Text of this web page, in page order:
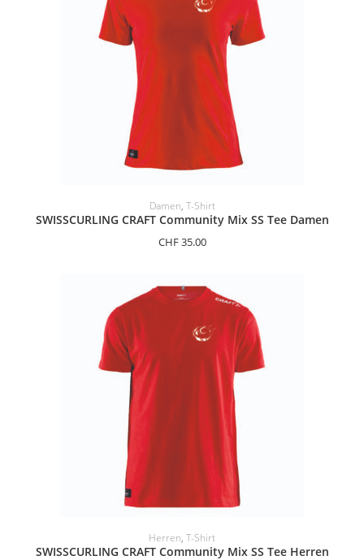
OPTIONEN AUSWÄHLEN
Damen, T-Shirt
SWISSCURLING CRAFT Community Mix SS Tee Damen
CHF35.00
OPTIONEN AUSWÄHLEN
Herren, T-Shirt
SWISSCURLING CRAFT Community Mix SS Tee Herren